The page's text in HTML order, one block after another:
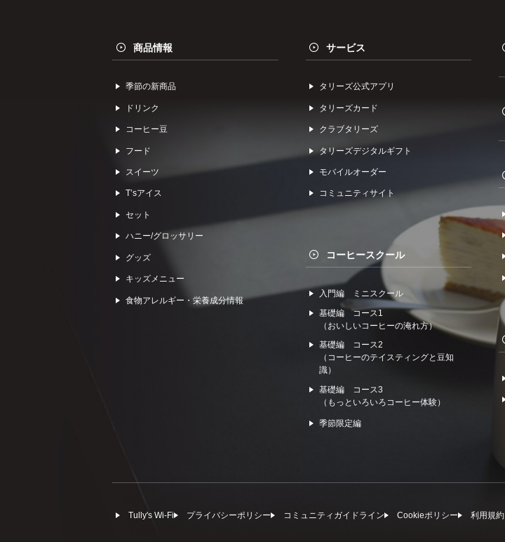
商品情報
季節の新商品
ドリンク
コーヒー⾖
フード
スイーツ
Tʼsアイス
セット
ハニー/グロッサリー
グッズ
キッズメニュー
食物アレルギー・栄養成分情報
サービス
タリーズ公式アプリ
タリーズカード
クラブタリーズ
タリーズデジタルギフト
モバイルオーダー
コミュニティサイト
コーヒースクール
入門編 ミニスクール
基礎編 コース1
（おいしいコーヒーの淹れ方）
基礎編 コース2
（コーヒーのテイスティングと豆知
識）
基礎編 コース3
（もっといろいろコーヒー体験）
季節限定編
Tully's Wi-Fi プライバシーポリシー コミュニティガイドライン Cookieポリシー 利⽤規約